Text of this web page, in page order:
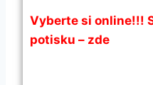
Vyberte si online!!!
potisku – zde